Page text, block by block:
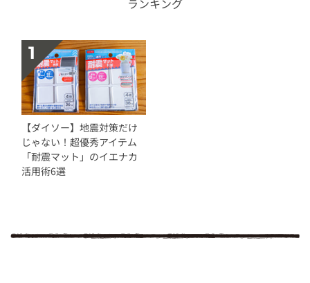
ランキング
【ダイソー】地震対策だけ
じゃない！超優秀アイテム
「耐震マット」のイエナカ
活用術6選